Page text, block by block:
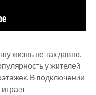
жизнь не так давно.
у жителей
В подключении